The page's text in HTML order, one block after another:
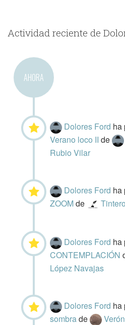
Actividad reciente de
AHORA
Dolores Ford ha
Verano loco IIde
Rubio Vilar
Dolores Ford ha
ZOOMde
Dolores Ford ha
CONTEMPLACIÓN
López Navajas
Dolores Ford ha
sombrade